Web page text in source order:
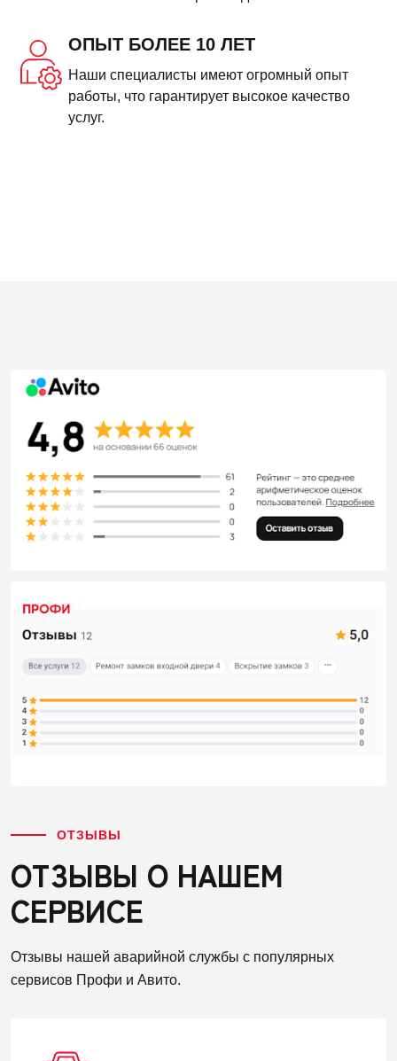
ОПЫТ БОЛЕЕ 10 ЛЕТ
Наши специалисты имеют огромный опыт
работы, что гарантирует высокое качество
услуг.
ОТЗЫВЫ
ОТЗЫВЫ О НАШЕМ
СЕРВИСЕ
Отзывы нашей аварийной службы с популярных
сервисов Профи и Авито.